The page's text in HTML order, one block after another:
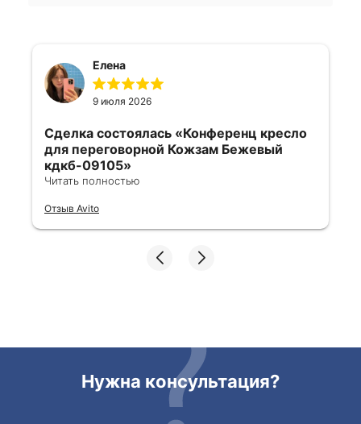
Елена
9 июля 2026
Сделка состоялась «Конференц кресло
для переговорной Кожзам Бежевый
кдкб-09105»
ответы очень быстрые, всегда на связи.
Все подробно сфотографировали перед
складах их переместили на один. Так же
Читать полностью
Отзыв Avito
Нужна консультация?